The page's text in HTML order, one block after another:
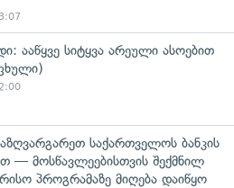
ააწყვე სიტყვა არეული ასოებით
საქართველოს ბანკის
— მოსწავლეებისთვის შექმნილ
პროგრამაზე მიღება დაიწყო